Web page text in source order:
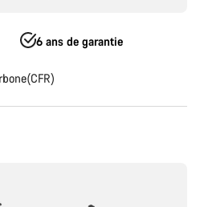
6 ans de garantie